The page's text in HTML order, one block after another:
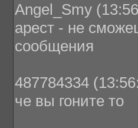
Angel_Smy
арест - не
сообщения
487784334
че вы гоните то